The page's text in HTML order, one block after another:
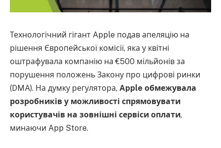
Технологічний гігант Apple подав апеляцію на
рішення Європейської комісії, яка у квітні
оштрафувала компанію на €500 мільйонів за
порушення положень Закону про цифрові ринки
(DMA). На думку регулятора, Apple обмежувала
розробників у можливості спрямовувати
користувачів на зовнішні сервіси оплати,
минаючи App Store.